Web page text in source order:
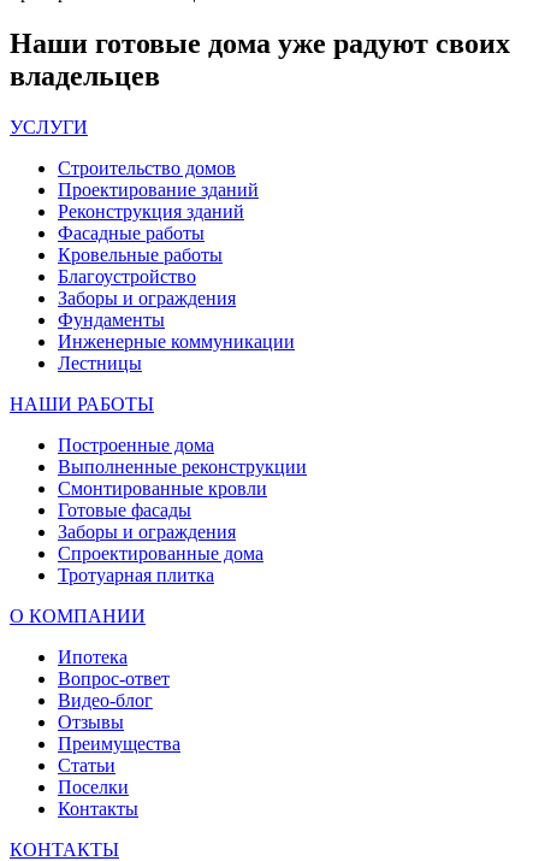
Наши готовые дома уже радуют своих
владельцев
УСЛУГИ
Строительство домов
Проектирование зданий
Реконструкция зданий
Фасадные работы
Кровельные работы
Благоустройство
Заборы и ограждения
Фундаменты
Инженерные коммуникации
Лестницы
НАШИ РАБОТЫ
Построенные дома
Выполненные реконструкции
Смонтированные кровли
Готовые фасады
Заборы и ограждения
Спроектированные дома
Тротуарная плитка
О КОМПАНИИ
Ипотека
Вопрос-ответ
Видео-блог
Отзывы
Преимущества
Статьи
Поселки
Контакты
КОНТАКТЫ